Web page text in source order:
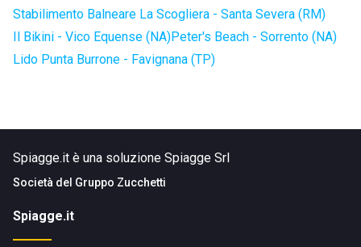
Stabilimento Balneare La Scogliera - Santa Severa (RM)
Il Bikini - Vico Equense (NA)Peter's Beach - Sorrento (NA)
Lido Punta Burrone - Favignana (TP)
Spiagge.it è una soluzione Spiagge Srl
Società del Gruppo Zucchetti
Spiagge.it